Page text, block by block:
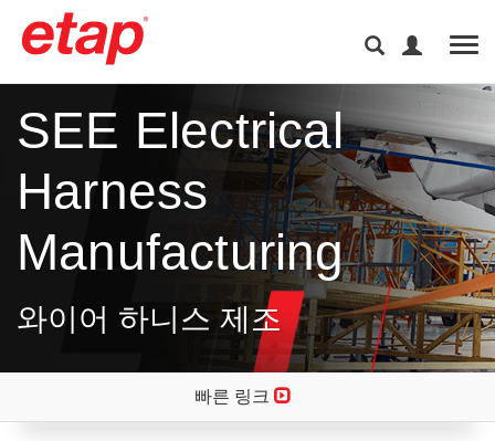
SEE Electrical
Harness
Manufacturing
와이어 하니스 제조
빠른 링크